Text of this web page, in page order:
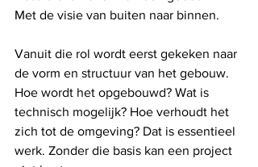
Met de visie van buiten naar binnen.
Vanuit die rol wordt eerst gekeken naar
de vorm en structuur van het gebouw.
Hoe wordt het opgebouwd? Wat is
technisch mogelijk? Hoe verhoudt het
zich tot de omgeving? Dat is essentieel
werk. Zonder die basis kan een project